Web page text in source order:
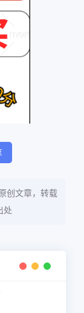
创文章，转载
处